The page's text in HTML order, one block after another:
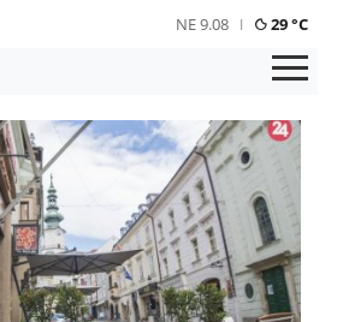
NE 9.08 29 °C